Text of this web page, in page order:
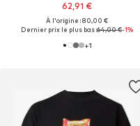
62,91 €
À l'origine : 80,00 €
Dernier prix le plus bas :64,00 €-1%
+1